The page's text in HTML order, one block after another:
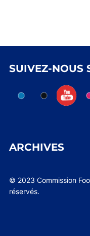
SUIVEZ-NOUS
ARCHIVES
© 2023 Commission
réservés.